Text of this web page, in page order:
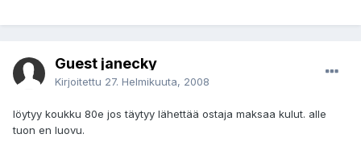
Guest janecky
Kirjoitettu 27. Helmikuuta, 2008
löytyy koukku 80e jos täytyy lähettää ostaja maksaa kulut. alle
tuon en luovu.